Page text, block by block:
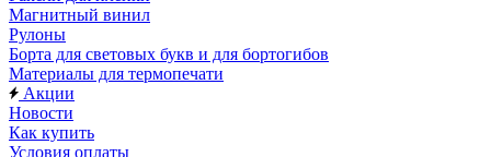
Магнитный винил
Рулоны
Борта для световых букв и для бортогибов
Материалы для термопечати
Акции
Новости
Как купить
Условия оплаты